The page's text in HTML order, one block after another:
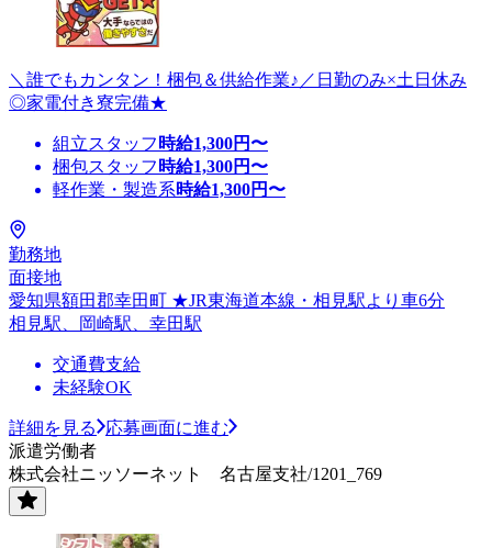
＼誰でもカンタン！梱包＆供給作業♪／日勤のみ×土日休み
◎家電付き寮完備★
組立スタッフ 時給1,300円〜
梱包スタッフ 時給1,300円〜
軽作業・製造系時給1,300円〜
勤務地
面接地
愛知県額田郡幸田町 ★JR東海道本線・相見駅より車6分
相見駅、岡崎駅、幸田駅
交通費支給
未経験OK
詳細を見る
応募画面に進む
派遣労働者
株式会社ニッソーネット 名古屋支社/1201_769